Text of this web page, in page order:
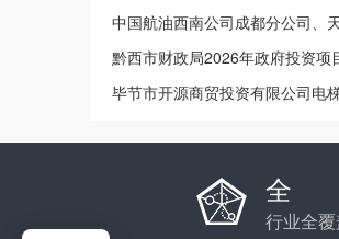
中国航油西南公司成都分公司、
黔西市财政局2026年政府投资
毕节市开源商贸投资有限公司电
全
行业全